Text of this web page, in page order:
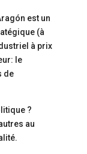
est un
(à
à prix
le
de
?
au